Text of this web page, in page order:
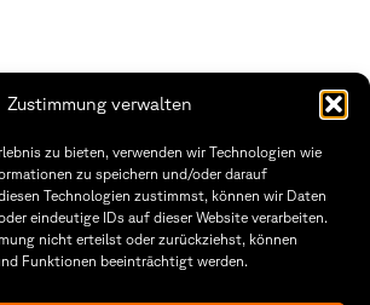
Zustimmung verwalten
zu bieten, verwenden wir Technologien wie
zu speichern und/oder darauf
Technologien zustimmst, können wir Daten
eindeutige IDs auf dieser Website verarbeiten.
nicht erteilst oder zurückziehst, können
Funktionen beeinträchtigt werden.
Gestaltung Würzburg
Öffnungszeiten Dekanat
Montag – Freitag
8:30 – 12:00
8:30 – 15:30